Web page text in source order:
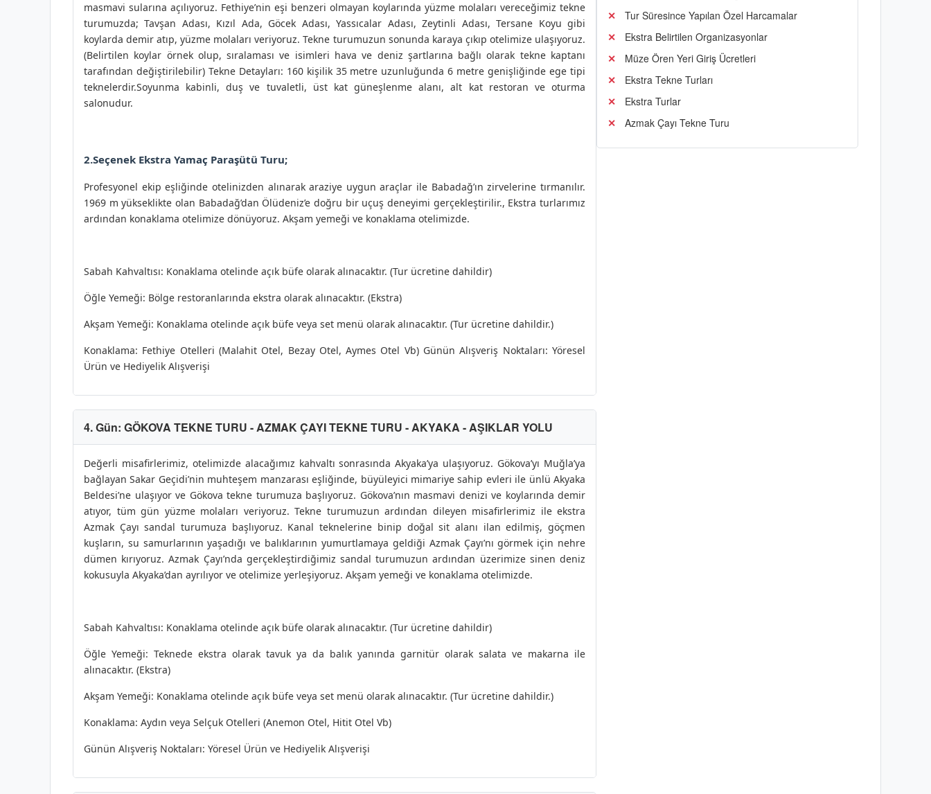
masmavi sularına açılıyoruz. Fethiye’nin eşi benzeri olmayan koylarında yüzme molaları vereceğimiz tekne
turumuzda; Tavşan Adası, Kızıl Ada, Göcek Adası, Yassıcalar Adası, Zeytinli Adası, Tersane Koyu gibi
koylarda demir atıp, yüzme molaları veriyoruz. Tekne turumuzun sonunda karaya çıkıp otelimize ulaşıyoruz.
(Belirtilen koylar örnek olup, sıralaması ve isimleri hava ve deniz şartlarına bağlı olarak tekne kaptanı
tarafından değiştirilebilir) Tekne Detayları: 160 kişilik 35 metre uzunluğunda 6 metre genişliğinde ege tipi
teknelerdir.Soyunma kabinli, duş ve tuvaletli, üst kat güneşlenme alanı, alt kat restoran ve oturma
salonudur.
2.Seçenek Ekstra Yamaç Paraşütü Turu;
Profesyonel ekip eşliğinde otelinizden alınarak araziye uygun araçlar ile Babadağ’ın zirvelerine tırmanılır.
1969 m yükseklikte olan Babadağ’dan Ölüdeniz’e doğru bir uçuş deneyimi gerçekleştirilir., Ekstra turlarımız
ardından konaklama otelimize dönüyoruz. Akşam yemeği ve konaklama otelimizde.
Sabah Kahvaltısı: Konaklama otelinde açık büfe olarak alınacaktır. (Tur ücretine dahildir)
Öğle Yemeği: Bölge restoranlarında ekstra olarak alınacaktır. (Ekstra)
Akşam Yemeği: Konaklama otelinde açık büfe veya set menü olarak alınacaktır. (Tur ücretine dahildir.)
Konaklama: Fethiye Otelleri (Malahit Otel, Bezay Otel, Aymes Otel Vb) Günün Alışveriş Noktaları: Yöresel
Ürün ve Hediyelik Alışverişi
4. Gün: GÖKOVA TEKNE TURU - AZMAK ÇAYI TEKNE TURU - AKYAKA - AŞIKLAR YOLU
Değerli misafirlerimiz, otelimizde alacağımız kahvaltı sonrasında Akyaka’ya ulaşıyoruz. Gökova’yı Muğla’ya
bağlayan Sakar Geçidi’nin muhteşem manzarası eşliğinde, büyüleyici mimariye sahip evleri ile ünlü Akyaka
Beldesi’ne ulaşıyor ve Gökova tekne turumuza başlıyoruz. Gökova’nın masmavi denizi ve koylarında demir
atıyor, tüm gün yüzme molaları veriyoruz. Tekne turumuzun ardından dileyen misafirlerimiz ile ekstra
Azmak Çayı sandal turumuza başlıyoruz. Kanal teknelerine binip doğal sit alanı ilan edilmiş, göçmen
kuşların, su samurlarının yaşadığı ve balıklarının yumurtlamaya geldiği Azmak Çayı’nı görmek için nehre
dümen kırıyoruz. Azmak Çayı’nda gerçekleştirdiğimiz sandal turumuzun ardından üzerimize sinen deniz
kokusuyla Akyaka’dan ayrılıyor ve otelimize yerleşiyoruz. Akşam yemeği ve konaklama otelimizde.
Sabah Kahvaltısı: Konaklama otelinde açık büfe olarak alınacaktır. (Tur ücretine dahildir)
Öğle Yemeği: Teknede ekstra olarak tavuk ya da balık yanında garnitür olarak salata ve makarna ile
alınacaktır. (Ekstra)
Akşam Yemeği: Konaklama otelinde açık büfe veya set menü olarak alınacaktır. (Tur ücretine dahildir.)
Konaklama: Aydın veya Selçuk Otelleri (Anemon Otel, Hitit Otel Vb)
Günün Alışveriş Noktaları: Yöresel Ürün ve Hediyelik Alışverişi
Tur Süresince Yapılan Özel Harcamalar
Ekstra Belirtilen Organizasyonlar
Müze Ören Yeri Giriş Ücretleri
Ekstra Tekne Turları
Ekstra Turlar
Azmak Çayı Tekne Turu